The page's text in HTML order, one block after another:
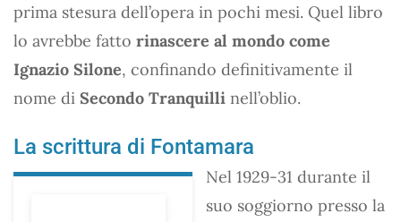
prima stesura dell’opera in pochi mesi. Quel libro
lo avrebbe fatto rinascere al mondo come
Ignazio Silone, confinando definitivamente il
nome di Secondo Tranquilli nell’oblio.
La scrittura di Fontamara
Nel 1929-31 durante il
suo soggiorno presso la